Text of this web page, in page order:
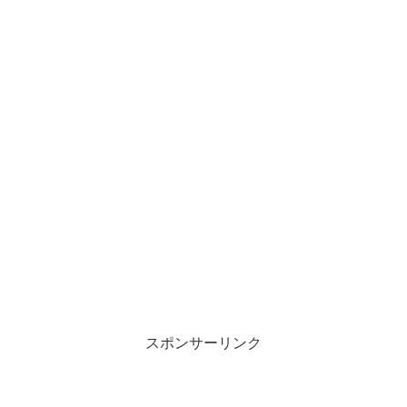
スポンサーリンク